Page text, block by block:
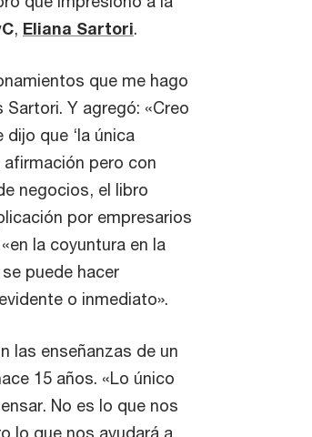
, Eliana Sartori.
que me hago
Y agregó: «Creo
que ‘la única
afirmación pero con
negocios, el libro
por empresarios
la coyuntura en la
puede hacer
o inmediato».
las enseñanzas de un
15 años. «Lo único
No es lo que nos
lo que nos ayudará a